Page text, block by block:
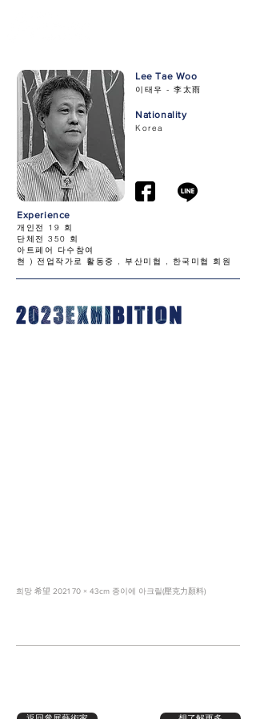
Lee Tae Woo
이태우 - 李太雨
Nationality
Korea
Experience
개인전 19 회
단체전 350 회
아트페어 다수참여
현 ) 전업작가로 활동중 , 부산미협 , 한국미협 회원
희망 希望 2021 70 × 43cm 종이에 아크릴(壓克力顏料)